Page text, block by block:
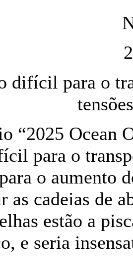
difícil para o
“2025 Ocean
para o
o aumento
as cadeias de
estão a
e seria